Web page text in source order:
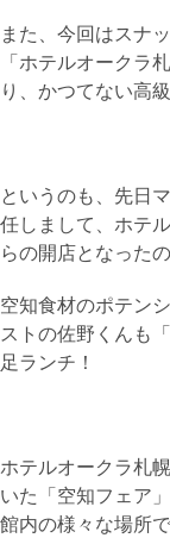
また、今回はスナ
「ホテルオークラ
り、かつてない高
というのも、先日
任しまして、ホテ
らの開店となったの
空知食材のポテン
ストの佐野くんも
足ランチ！
ホテルオークラ札
いた「空知フェア
館内の様々な場所